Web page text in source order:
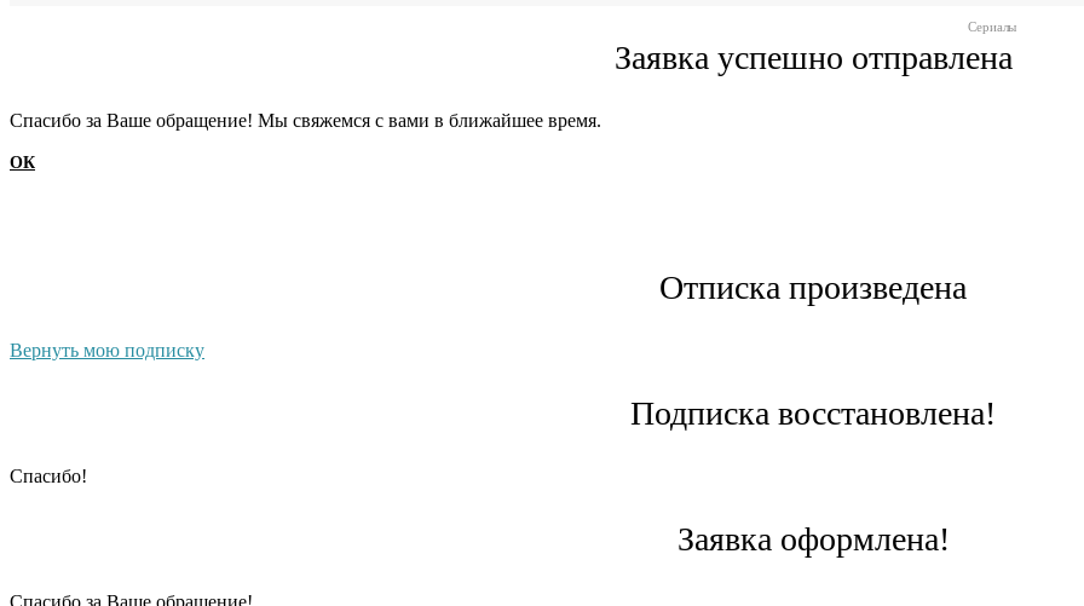
Сериалы
Заявка успешно отправлена
Cпасибо за Ваше обращение! Мы свяжемся с вами в ближайшее время.
ОК
Отписка произведена
Вернуть мою подписку
Подписка восстановлена!
Cпасибо!
Заявка оформлена!
Cпасибо за Ваше обращение!